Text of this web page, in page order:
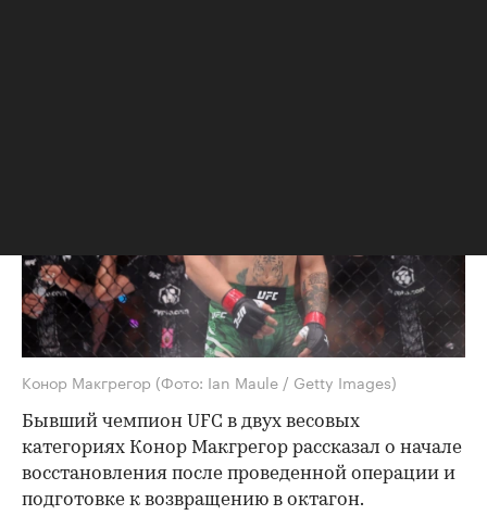
Конор Макгрегор (Фото: Ian Maule / Getty Images)
Бывший чемпион UFC в двух весовых
категориях Конор Макгрегор рассказал о начале
восстановления после проведенной операции и
подготовке к возвращению в октагон.